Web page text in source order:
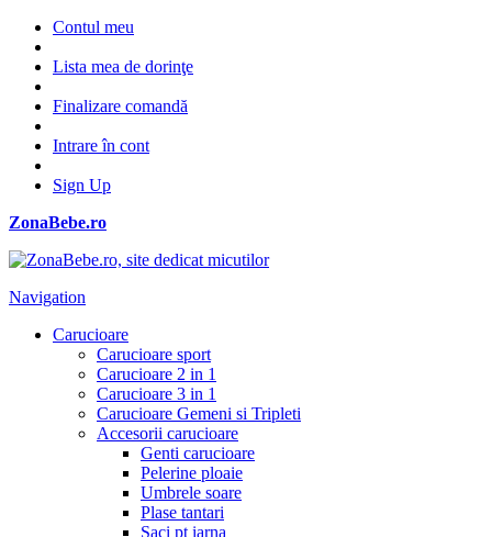
Contul meu
Lista mea de dorinţe
Finalizare comandă
Intrare în cont
Sign Up
ZonaBebe.ro
Navigation
Carucioare
Carucioare sport
Carucioare 2 in 1
Carucioare 3 in 1
Carucioare Gemeni si Tripleti
Accesorii carucioare
Genti carucioare
Pelerine ploaie
Umbrele soare
Plase tantari
Saci pt iarna